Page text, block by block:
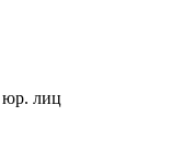
юр. лиц